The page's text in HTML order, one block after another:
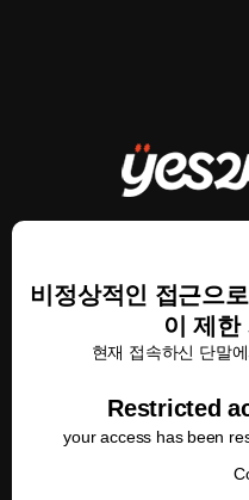
비정상적인 접근으
이 제한
현재 접속하신 단말
Restricted
your access has been